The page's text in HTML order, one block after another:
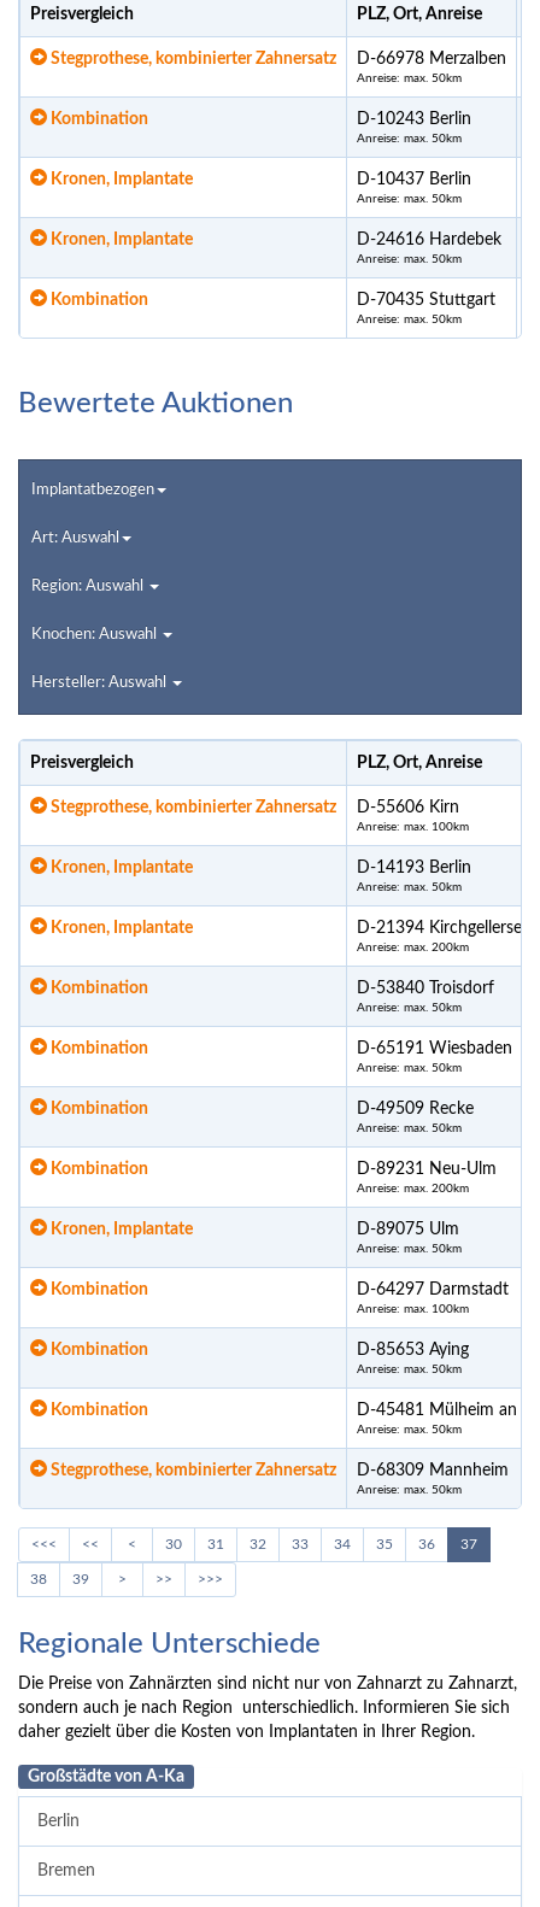
Preisvergleich PLZ, Ort, Anreise
Stegprothese, kombinierter Zahnersatz D-66978 Merzalben
Anreise: max. 50km
Kombination D-10243 Berlin
Anreise: max. 50km
Kronen, Implantate D-10437 Berlin
Anreise: max. 50km
Kronen, Implantate D-24616 Hardebek
Anreise: max. 50km
Kombination D-70435 Stuttgart
Anreise: max. 50km
Bewertete Auktionen
Implantatbezogen
Art: Auswahl
Region: Auswahl
Knochen: Auswahl
Hersteller: Auswahl
Preisvergleich PLZ, Ort, Anreise
Stegprothese, kombinierter Zahnersatz D-55606 Kirn
Anreise: max. 100km
Kronen, Implantate D-14193 Berlin
Anreise: max. 50km
Kronen, Implantate D-21394 Kirchgellersen
Anreise: max. 200km
Kombination D-53840 Troisdorf
Anreise: max. 50km
Kombination D-65191 Wiesbaden
Anreise: max. 50km
Kombination D-49509 Recke
Anreise: max. 50km
Kombination D-89231 Neu-Ulm
Anreise: max. 200km
Kronen, Implantate D-89075 Ulm
Anreise: max. 50km
Kombination D-64297 Darmstadt
Anreise: max. 100km
Kombination D-85653 Aying
Anreise: max. 50km
Kombination D-45481 Mülheim an
Anreise: max. 50km
Stegprothese, kombinierter Zahnersatz D-68309 Mannheim
Anreise: max. 50km
<<< << < 30 31 32 33 34 35 36 37
38 39 > >> >>>
Regionale Unterschiede
Die Preise von Zahnärzten sind nicht nur von Zahnarzt zu Zahnarzt,
sondern auch je nach Region unterschiedlich. Informieren Sie sich
daher gezielt über die Kosten von Implantaten in Ihrer Region.
Großstädte von A-Ka
Berlin
Bremen